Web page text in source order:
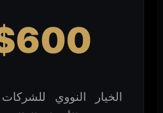
الخيار النووي